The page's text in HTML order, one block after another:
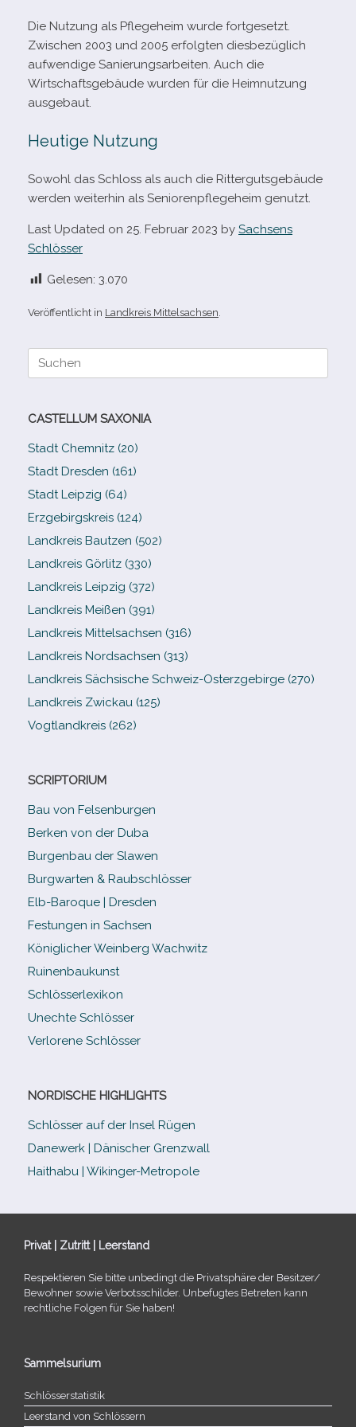
Die Nutzung als Pflegeheim wurde fort­ge­setzt.
Zwischen 2003 und 2005 erfolg­ten dies­be­züg­lich
auf­wen­dige Sanierungsarbeiten. Auch die
Wirtschaftsgebäude wur­den für die Heimnutzung
ausgebaut.
Heutige Nutzung
Sowohl das Schloss als auch die Rittergutsgebäude
wer­den wei­ter­hin als Seniorenpflegeheim genutzt.
Last Updated on 25. Februar 2023 by Sachsens
Schlösser
Gelesen: 3.070
Veröffentlicht in Landkreis Mittelsachsen
Suche
CASTELLUM SAXONIA
Stadt Chemnitz (20)
Stadt Dresden (161)
Stadt Leipzig (64)
Erzgebirgskreis (124)
Landkreis Bautzen (502)
Landkreis Görlitz (330)
Landkreis Leipzig (372)
Landkreis Meißen (391)
Landkreis Mittelsachsen (316)
Landkreis Nordsachsen (313)
Landkreis Sächsische Schweiz-​Osterzgebirge (270)
Landkreis Zwickau (125)
Vogtlandkreis (262)
SCRIPTORIUM
Bau von Felsenburgen
Berken von der Duba
Burgenbau der Slawen
Burgwarten & Raubschlösser
Elb-​Baroque | Dresden
Festungen in Sachsen
Königlicher Weinberg Wachwitz
Ruinenbaukunst
Schlösserlexikon
Unechte Schlösser
Verlorene Schlösser
NORDISCHE HIGHLIGHTS
Schlösser auf der Insel Rügen
Danewerk | Dänischer Grenzwall
Haithabu | Wikinger-Metropole
Privat | Zutritt | Leerstand
Respektieren Sie bitte unbe­dingt die Privatsphäre der Besitzer/​
Bewohner sowie Verbotsschilder. Unbefugtes Betreten kann
recht­li­che Folgen für Sie haben!
Sammelsurium
Schlösserstatistik
Leerstand von Schlössern